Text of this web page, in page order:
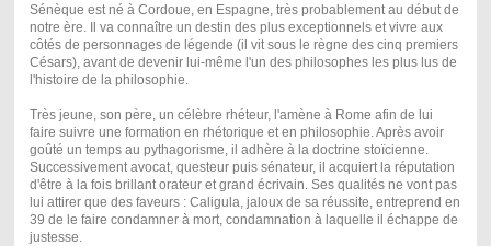
Sénèque est né à Cordoue, en Espagne, très probablement au début de
notre ère. Il va connaître un destin des plus exceptionnels et vivre aux
côtés de personnages de légende (il vit sous le règne des cinq premiers
Césars), avant de devenir lui-même l'un des philosophes les plus lus de
l'histoire de la philosophie.
Très jeune, son père, un célèbre rhéteur, l'amène à Rome afin de lui
faire suivre une formation en rhétorique et en philosophie. Après avoir
goûté un temps au pythagorisme, il adhère à la doctrine stoïcienne.
Successivement avocat, questeur puis sénateur, il acquiert la réputation
d'être à la fois brillant orateur et grand écrivain. Ses qualités ne vont pas
lui attirer que des faveurs : Caligula, jaloux de sa réussite, entreprend en
39 de le faire condamner à mort, condamnation à laquelle il échappe de
justesse.